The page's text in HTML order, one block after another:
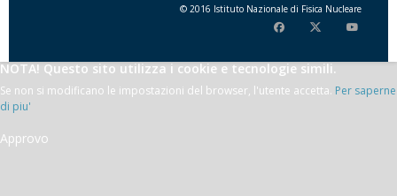
© 2016 Istituto Nazionale di Fisica Nucleare
NOTA! Questo sito utilizza i cookie e tecnologie simili.
Se non si modificano le impostazioni del browser, l'utente accetta. Per saperne
di piu'
Approvo